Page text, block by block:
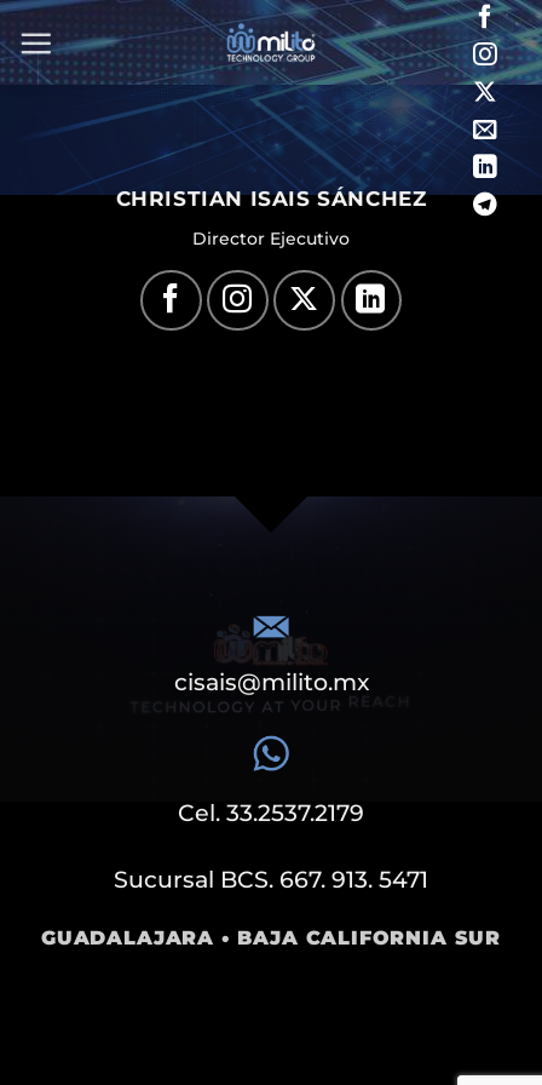
Saltar
al
contenido
CHRISTIAN ISAIS SÁNCHEZ
Director Ejecutivo
cisais@milito.mx
Cel. 33.2537.2179
Sucursal BCS. 667. 913. 5471
GUADALAJARA • BAJA CALIFORNIA SUR